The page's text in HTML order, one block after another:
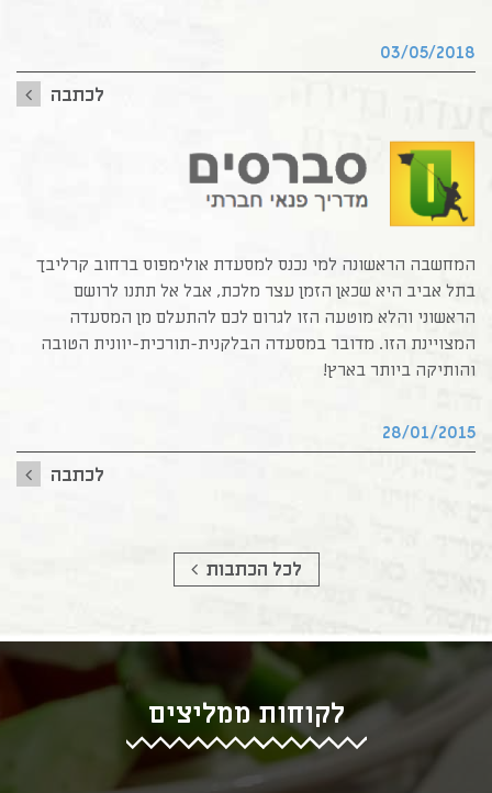
03/05/2018
לכתבה
והותיקה ביותר בארץ!
28/01/2015
לכתבה
לכל הכתבות
לקוחות ממליצים